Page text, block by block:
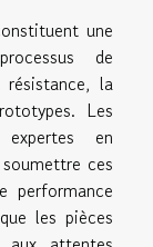
une
de
la
Les
en
ces
les pièces